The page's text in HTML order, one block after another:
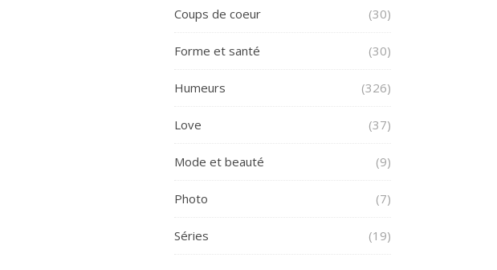
Coups de coeur (30)
Forme et santé (30)
Humeurs (326)
Love (37)
Mode et beauté (9)
Photo (7)
Séries (19)